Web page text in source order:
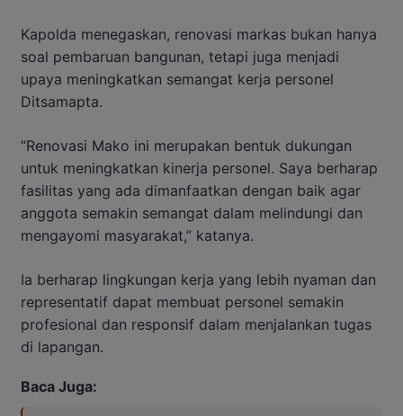
Kapolda menegaskan, renovasi markas bukan hanya
soal pembaruan bangunan, tetapi juga menjadi
upaya meningkatkan semangat kerja personel
Ditsamapta.
“Renovasi Mako ini merupakan bentuk dukungan
untuk meningkatkan kinerja personel. Saya berharap
fasilitas yang ada dimanfaatkan dengan baik agar
anggota semakin semangat dalam melindungi dan
mengayomi masyarakat,” katanya.
Ia berharap lingkungan kerja yang lebih nyaman dan
representatif dapat membuat personel semakin
profesional dan responsif dalam menjalankan tugas
di lapangan.
Baca Juga: